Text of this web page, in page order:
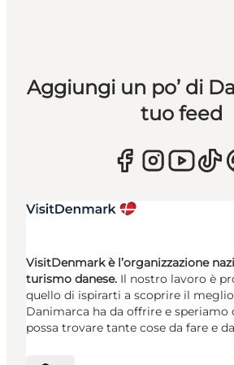
Aggiungi un po’ di
tuo feed
VisitDenmark è l’organizzazione
turismo danese. Il nostro lavoro è
quello di ispirarti a scoprire il
Danimarca ha da offrire e speriamo
possa trovare tante cose da fare e